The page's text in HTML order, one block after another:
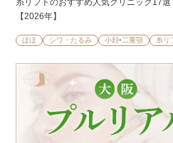
糸リフトのおすすめ人気クリニック17
【2026年】
ほほ シワ・たるみ 小顔•二重顎 糸リ